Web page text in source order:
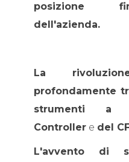
posizione
dell'azienda.
La
profondamente
strumenti a
Controller e del
L'avvento di